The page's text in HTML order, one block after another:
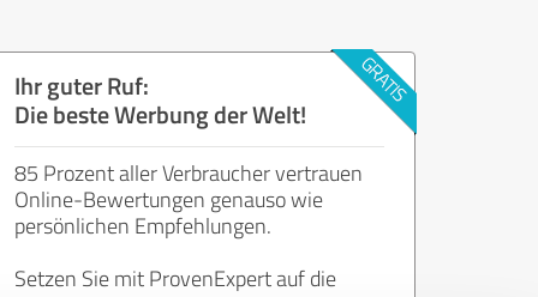
Ihr guter Ruf:
Die beste Werbung der Welt!
85 Prozent aller Verbraucher vertrauen
Online-Bewertungen genauso wie
persönlichen Empfehlungen.
Setzen Sie mit ProvenExpert auf die